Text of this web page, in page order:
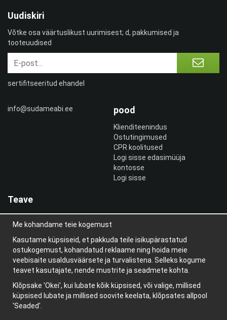
info@sudameabi.ee pood
Klienditeenindus
Ostutingimused
CPR koolitused
Logi sisse edasimüüja
kontosse
Logi sisse
Teave
Meist
uudiskiri
Teave küpsiste kohta
Blogi
Uudiskiri
Võtke osa väärtuslikust uurimisest; d, pakkumised ja
tooteuudised
sertifitseeritud ehandel
Me kohandame teie kogemust
Kasutame küpsiseid, et pakkuda teile isikupärastatud
ostukogemust, kohandatud reklaame ning hoida meie
veebisaite usaldusväärsete ja turvalistena. Selleks kogume
teavet kasutajate, nende mustrite ja seadmete kohta.
Klõpsake 'Okei', kui lubate kõik küpsised, või valige, millised
küpsised lubate ja millised soovite keelata, klõpsates allpool
'Seaded'.